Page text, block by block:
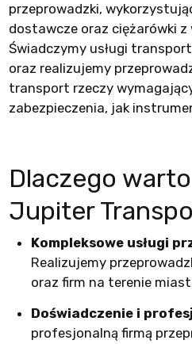
przeprowadzki,
dostawcze oraz ciężarówki z
Świadczymy usługi
oraz realizujemy
transport rzeczy
zabezpieczenia, jak
Dlaczego
Jupiter
Kompleksowe usługi
Realizujemy
oraz firm na terenie
Doświadczenie i
profesjonalną firmą